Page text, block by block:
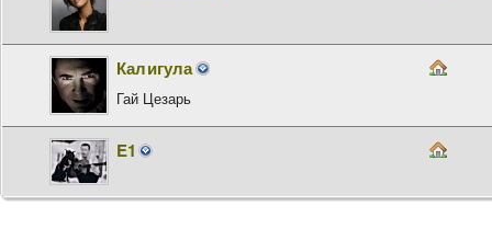
Калигула
Гай Цезарь
E1